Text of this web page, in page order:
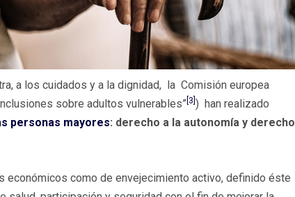
a los cuidados y a la dignidad, la Comisión europea
sobre adultos vulnerables” [3] ) han realizado
personas mayores: derecho a la autonomía y derecho
económicos como de envejecimiento activo, definido éste